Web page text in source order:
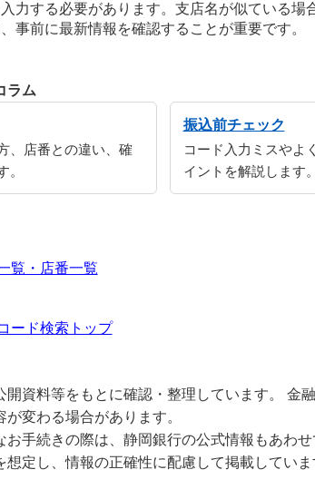
力する必要があります。支店名が似ている場
事前に最新情報を確認することが重要です。
ラム
、店番との違い、確
。
振込前チェック
コード入力ミスやよ
イントを解説します。
覧・店番一覧
ード検索トップ
開資料等をもとに確認・整理しています。 金
変わる場合があります。
手続きの際は、静岡銀行の公式情報もあわせ
定し、情報の正確性に配慮して掲載していま